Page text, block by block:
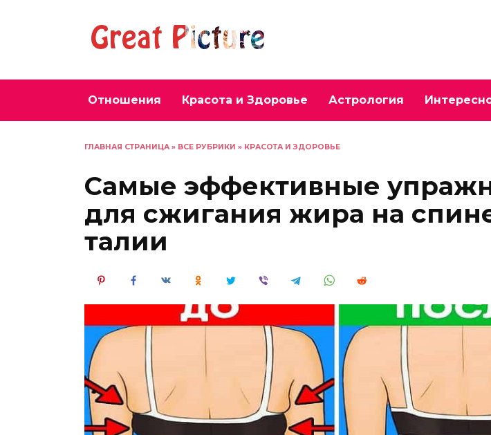
Отношения Красота и Здоровье Астрология
ГЛАВНАЯ СТРАНИЦА » ВСЕ РУБРИКИ » КРАСОТА И ЗДОРОВЬЕ
Самые эффективные
для сжигания жира на
талии